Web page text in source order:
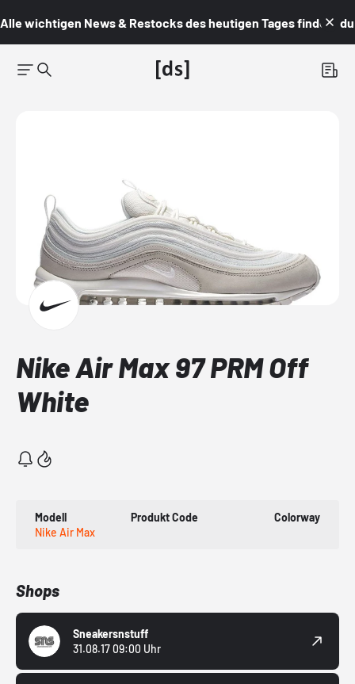
Alle wichtigen News & Restocks des heutigen Tages findest du
Nike Air Max 97 PRM Off
White
Modell
Nike Air Max
Produkt Code Colorway
Shops
Sneakersnstuff
31.08.17 09:00 Uhr